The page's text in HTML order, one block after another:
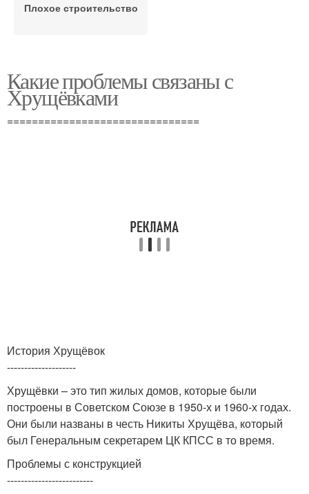
Плохое строительство
Какие проблемы связаны с
Хрущёвками
===============================
История Хрущёвок
--------------------
Хрущёвки – это тип жилых домов, которые были
построены в Советском Союзе в 1950-х и 1960-х годах.
Они были названы в честь Никиты Хрущёва, который
был Генеральным секретарем ЦК КПСС в то время.
Проблемы с конструкцией
-------------------------